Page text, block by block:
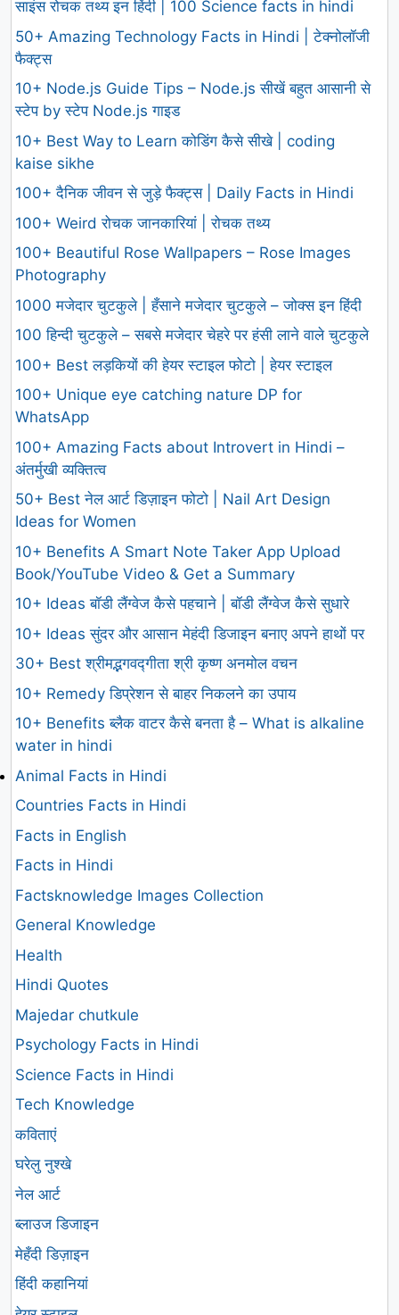
साइंस रोचक तथ्य इन हिंदी | 100 Science facts in hindi
50+ Amazing Technology Facts in Hindi | टेक्नोलॉजी
फैक्ट्स
10+ Node.js Guide Tips – Node.js सीखें बहुत आसानी से
स्टेप by स्टेप Node.js गाइड
10+ Best Way to Learn कोडिंग कैसे सीखे | coding
kaise sikhe
100+ दैनिक जीवन से जुड़े फैक्ट्स | Daily Facts in Hindi
100+ Weird रोचक जानकारियां | रोचक तथ्य
100+ Beautiful Rose Wallpapers – Rose Images
Photography
1000 मजेदार चुटकुले | हँसाने मजेदार चुटकुले – जोक्स इन हिंदी
100 हिन्दी चुटकुले – सबसे मजेदार चेहरे पर हंसी लाने वाले चुटकुले
100+ Best लड़कियों की हेयर स्टाइल फोटो | हेयर स्टाइल
100+ Unique eye catching nature DP for
WhatsApp
100+ Amazing Facts about Introvert in Hindi –
अंतर्मुखी व्यक्तित्व
50+ Best नेल आर्ट डिज़ाइन फोटो | Nail Art Design
Ideas for Women
10+ Benefits A Smart Note Taker App Upload
Book/YouTube Video & Get a Summary
10+ Ideas बॉडी लैंग्वेज कैसे पहचाने | बॉडी लैंग्वेज कैसे सुधारे
10+ Ideas सुंदर और आसान मेहंदी डिजाइन बनाए अपने हाथों पर
30+ Best श्रीमद्भगवद्गीता श्री कृष्ण अनमोल वचन
10+ Remedy डिप्रेशन से बाहर निकलने का उपाय
10+ Benefits ब्लैक वाटर कैसे बनता है – What is alkaline
water in hindi
Animal Facts in Hindi
Countries Facts in Hindi
Facts in English
Facts in Hindi
Factsknowledge Images Collection
General Knowledge
Health
Hindi Quotes
Majedar chutkule
Psychology Facts in Hindi
Science Facts in Hindi
Tech Knowledge
कविताएं
घरेलु नुश्खे
नेल आर्ट
ब्लाउज डिजाइन
मेहँदी डिज़ाइन
हिंदी कहानियां